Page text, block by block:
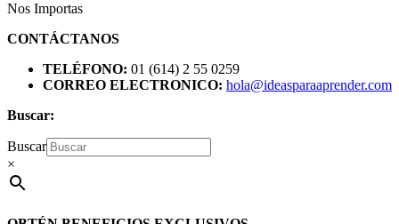
Nos Importas
CONTÁCTANOS
TELÉFONO: 01 (614) 2 55 0259
CORREO ELECTRONICO: hola@ideasparaaprender.com
Buscar:
Buscar
×